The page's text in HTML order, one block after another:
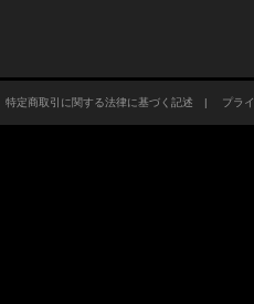
特定商取引に関する法律に基づく記述 | プラ